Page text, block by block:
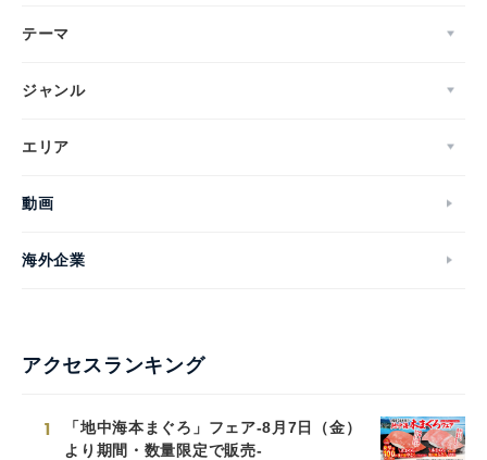
テーマ
ジャンル
エリア
動画
海外企業
アクセスランキング
1
「地中海本まぐろ」フェア-8月7日（金）
より期間・数量限定で販売-